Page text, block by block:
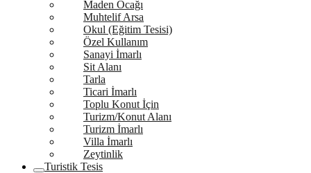
Maden Ocağı
Muhtelif Arsa
Okul (Eğitim Tesisi)
Özel Kullanım
Sanayi İmarlı
Sit Alanı
Tarla
Ticari İmarlı
Toplu Konut İçin
Turizm/Konut Alanı
Turizm İmarlı
Villa İmarlı
Zeytinlik
Turistik Tesis